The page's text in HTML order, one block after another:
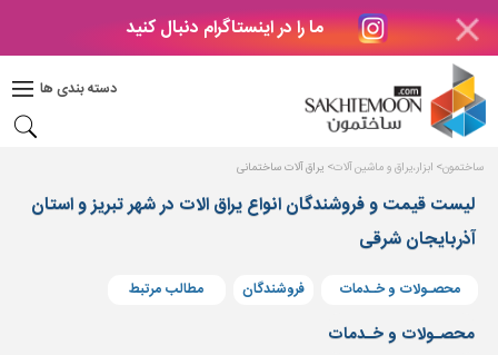
ما را در اینستاگرام دنبال کنید
دسته بندی ها
دکوراسیون
بتن
های
بتنی
درب
پنجره
مصالح
ساختمون ابزار،یراق و ماشین آلات یراق آلات ساختمانی
لیست قیمت و فروشندگان انواع یراق الات در شهر تبریز و استان
آذربایجان شرقی
محصـولات و خـدمات فروشندگان مطالب مرتبط
محصـولات و خـدمات